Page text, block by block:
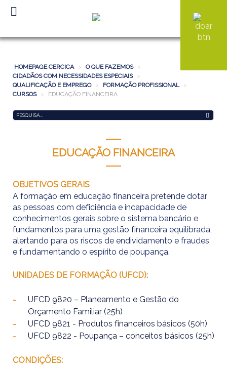
HOMEPAGE CERCICA > O QUE FAZEMOS
>
CIDADÃOS COM NECESSIDADES ESPECIAIS
>
QUALIFICAÇÃO E EMPREGO
> FORMAÇÃO PROFISSIONAL
>
CURSOS
> EDUCAÇÃO FINANCEIRA
Pesquisa...
EDUCAÇÃO FINANCEIRA
OBJETIVOS GERAIS
A formação em educação financeira pretende dotar
as pessoas com deficiência e incapacidade de
conhecimentos gerais sobre o sistema bancário e
fundamentos para uma gestão financeira equilibrada,
alertando para os riscos de endividamento e fraudes
e fundamentando o espírito de poupança.
UNIDADES DE FORMAÇÃO (UFCD):
UFCD 9820 – Planeamento e Gestão do
Orçamento Familiar (25h)
UFCD 9821 - Produtos financeiros básicos (50h)
UFCD 9822 - Poupança – conceitos básicos (25h)
CONDIÇÕES: